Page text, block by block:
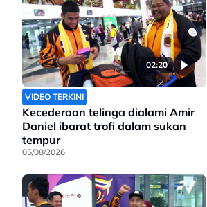
02:20
VIDEO TERKINI
Kecederaan telinga dialami Amir
Daniel ibarat trofi dalam sukan
tempur
05/08/2026